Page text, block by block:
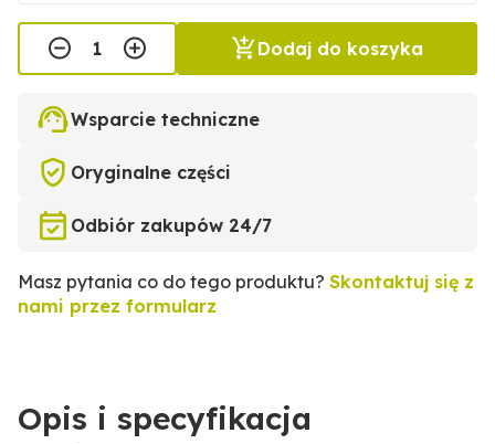
Dodaj do koszyka
Wsparcie techniczne
Oryginalne części
Odbiór zakupów 24/7
Masz pytania co do tego produktu? Skontaktuj się z
nami przez formularz
Opis i specyfikacja